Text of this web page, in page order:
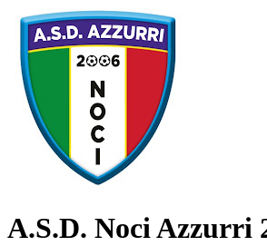
A.S.D. Noci Azzurri